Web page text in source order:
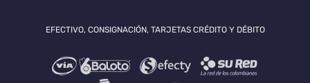
EFECTIVO, CONSIGNACIÓN, TARJETAS CRÉDITO Y DÉBITO